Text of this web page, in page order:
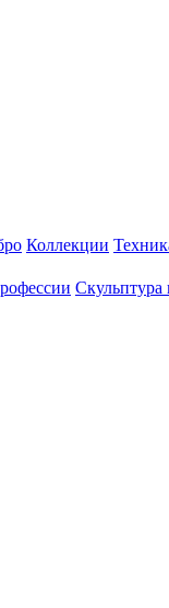
Коллекции
Скульптура